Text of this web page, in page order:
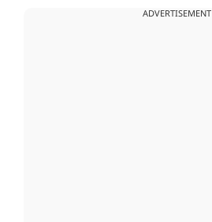
ADVERTISEMENT